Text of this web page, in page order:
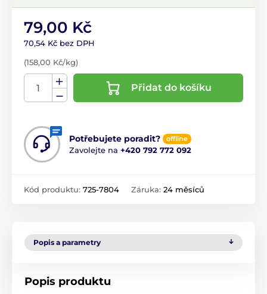
79,00 Kč
70,54 Kč bez DPH
(158,00 Kč/kg)
Přidat do košíku
Potřebujete poradit? offline
Zavolejte na +420 792 772 092
Kód produktu: 725-7804 Záruka: 24 měsíců
Popis a parametry
Popis produktu